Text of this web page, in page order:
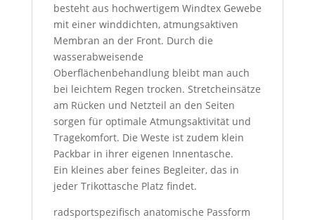
besteht aus hochwertigem Windtex Gewebe
mit einer winddichten, atmungsaktiven
Membran an der Front. Durch die
wasserabweisende
Oberflächenbehandlung bleibt man auch
bei leichtem Regen trocken. Stretcheinsätze
am Rücken und Netzteil an den Seiten
sorgen für optimale Atmungsaktivität und
Tragekomfort. Die Weste ist zudem klein
Packbar in ihrer eigenen Innentasche.
Ein kleines aber feines Begleiter, das in
jeder Trikottasche Platz findet.
radsportspezifisch anatomische Passform